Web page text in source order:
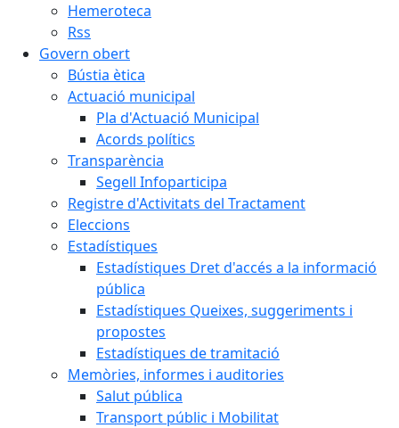
Hemeroteca
Rss
Govern obert
Bústia ètica
Actuació municipal
Pla d'Actuació Municipal
Acords polítics
Transparència
Segell Infoparticipa
Registre d'Activitats del Tractament
Eleccions
Estadístiques
Estadístiques Dret d'accés a la informació
pública
Estadístiques Queixes, suggeriments i
propostes
Estadístiques de tramitació
Memòries, informes i auditories
Salut pública
Transport públic i Mobilitat